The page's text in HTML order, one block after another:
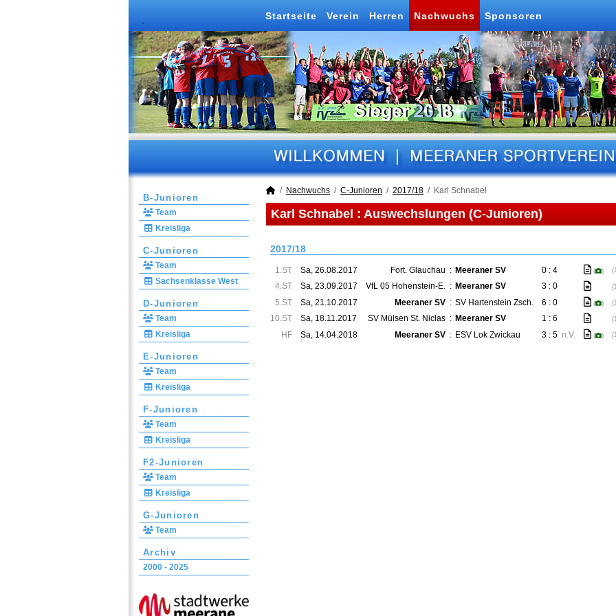
Startseite Verein Herren Nachwuchs Sponsoren
B-Junioren
Team
Kreisliga
C-Junioren
Team
Sachsenklasse West
D-Junioren
Team
Kreisliga
E-Junioren
Team
Kreisliga
F-Junioren
Team
Kreisliga
F2-Junioren
Team
Kreisliga
G-Junioren
Team
Archiv
2000 - 2025
Nachwuchs C-Junioren 2017/18 Karl Schnabel
Karl Schnabel : Auswechslungen (C-Junioren)
2017/18
1.ST Sa, 26.08.2017 Fort. Glauchau : Meeraner SV 0 : 4 ( )
4.ST Sa, 23.09.2017 VfL 05 Hohenstein-E. : Meeraner SV 3 : 0
5.ST Sa, 21.10.2017 Meeraner SV : SV Hartenstein Zsch. 6 : 0 ( )
10.ST Sa, 18.11.2017 SV Mülsen St. Niclas : Meeraner SV 1 : 6
HF Sa, 14.04.2018 Meeraner SV : ESV Lok Zwickau 3 : 5 n.V. ( )